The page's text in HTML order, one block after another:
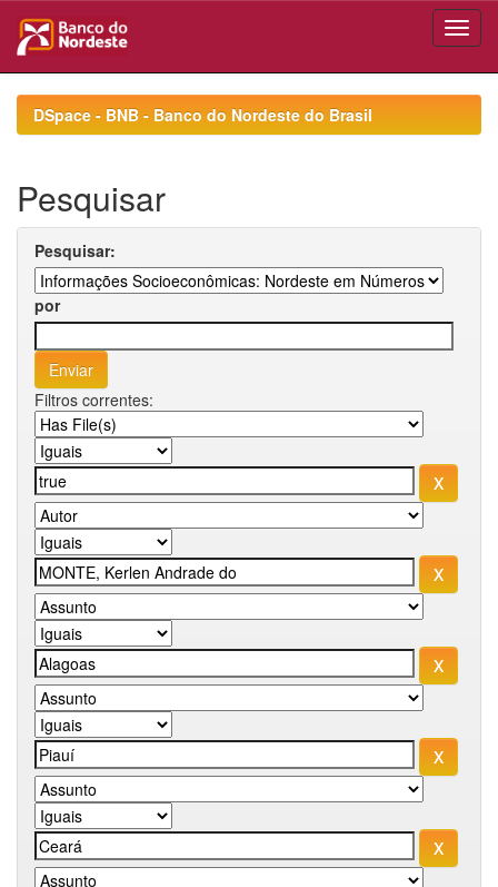
navigationDSpace - BNB - Banco do Nordeste do Brasil
Pesquisar
Pesquisar:
por
Filtros correntes: